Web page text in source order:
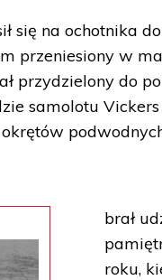
się na ochotnika
przeniesiony w
przydzielony do
samolotu
brał
roku,